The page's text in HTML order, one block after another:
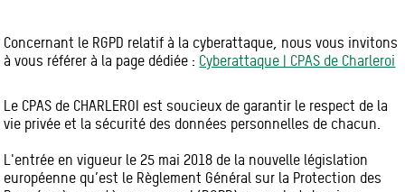
Concernant le RGPD relatif à la cyberattaque, nous vous invitons
à vous référer à la page dédiée : Cyberattaque | CPAS de Charleroi
Le CPAS de CHARLEROI est soucieux de garantir le respect de la
vie privée et la sécurité des données personnelles de chacun.
L'entrée en vigueur le 25 mai 2018 de la nouvelle législation
européenne qu’est le Règlement Général sur la Protection des